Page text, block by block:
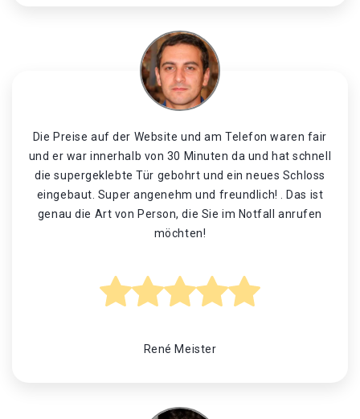
Die Preise auf der Website und am Telefon waren fair
und er war innerhalb von 30 Minuten da und hat schnell
die supergeklebte Tür gebohrt und ein neues Schloss
eingebaut. Super angenehm und freundlich! . Das ist
genau die Art von Person, die Sie im Notfall anrufen
möchten!
René Meister